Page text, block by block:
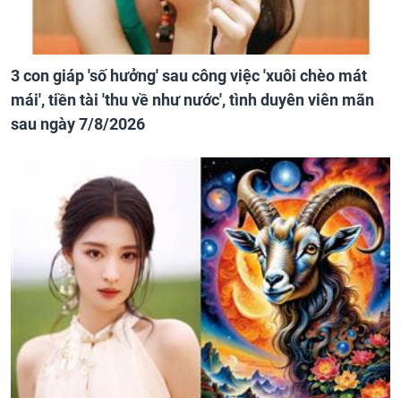
3 con giáp 'số hưởng' sau công việc 'xuôi chèo mát
mái', tiền tài 'thu về như nước', tình duyên viên mãn
sau ngày 7/8/2026